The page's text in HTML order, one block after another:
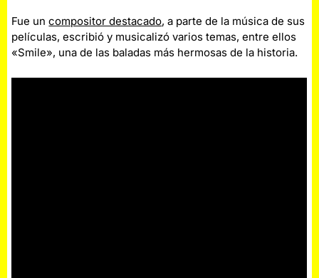
Fue uncompositor destacado, a parte de la música de sus
películas, escribió y musicalizó varios temas, entre ellos
«Smile», una de las baladas más hermosas de la historia.